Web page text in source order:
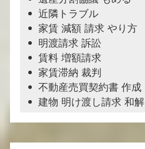
近隣トラブル
家賃 減額 請求 やり方
明渡請求 訴訟
賃料 増額請求
家賃滞納 裁判
不動産売買契約書 作成
建物 明け渡し請求 和解